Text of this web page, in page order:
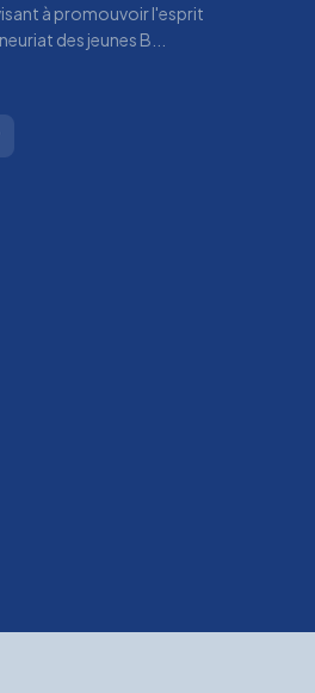
à promouvoir l'esprit
des jeunes B...